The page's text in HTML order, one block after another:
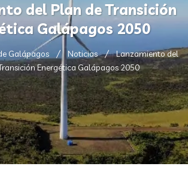
del Plan de Transición
Galápagos 2050
Galápagos Noticias
Lanzamiento del
Energética Galápagos 2050